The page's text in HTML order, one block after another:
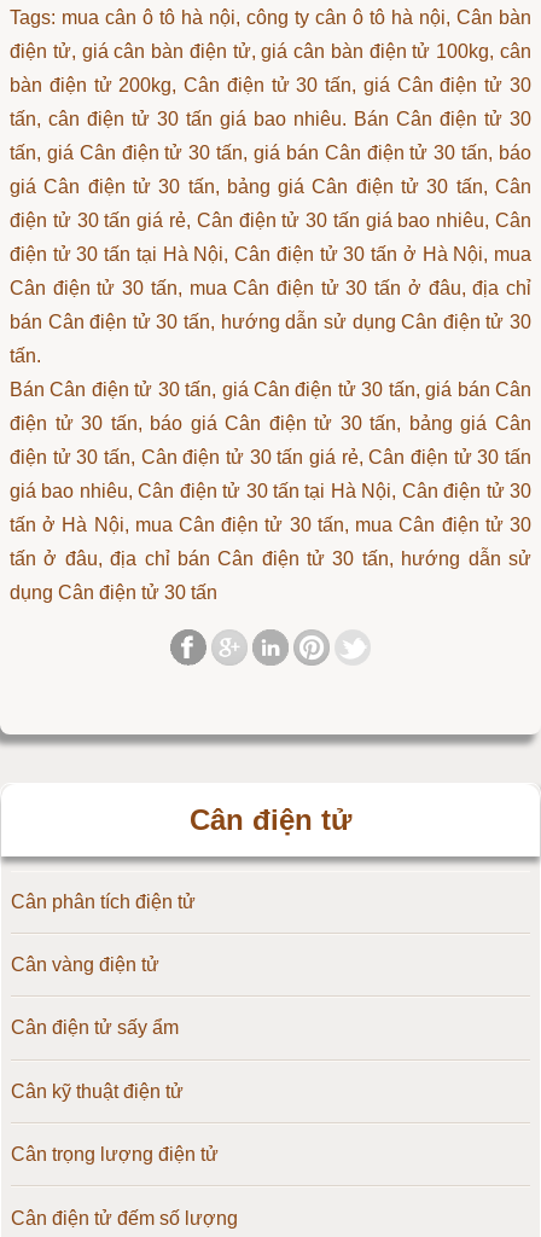
Tags: mua cân ô tô hà nội, công ty cân ô tô hà nội, Cân bàn
điện tử, giá cân bàn điện tử, giá cân bàn điện tử 100kg, cân
bàn điện tử 200kg, Cân điện tử 30 tấn, giá Cân điện tử 30
tấn, cân điện tử 30 tấn giá bao nhiêu. Bán Cân điện tử 30
tấn, giá Cân điện tử 30 tấn, giá bán Cân điện tử 30 tấn, báo
giá Cân điện tử 30 tấn, bảng giá Cân điện tử 30 tấn, Cân
điện tử 30 tấn giá rẻ, Cân điện tử 30 tấn giá bao nhiêu, Cân
điện tử 30 tấn tại Hà Nội, Cân điện tử 30 tấn ở Hà Nội, mua
Cân điện tử 30 tấn, mua Cân điện tử 30 tấn ở đâu, địa chỉ
bán Cân điện tử 30 tấn, hướng dẫn sử dụng Cân điện tử 30
tấn.
Bán Cân điện tử 30 tấn, giá Cân điện tử 30 tấn, giá bán Cân
điện tử 30 tấn, báo giá Cân điện tử 30 tấn, bảng giá Cân
điện tử 30 tấn, Cân điện tử 30 tấn giá rẻ, Cân điện tử 30 tấn
giá bao nhiêu, Cân điện tử 30 tấn tại Hà Nội, Cân điện tử 30
tấn ở Hà Nội, mua Cân điện tử 30 tấn, mua Cân điện tử 30
tấn ở đâu, địa chỉ bán Cân điện tử 30 tấn, hướng dẫn sử
dụng Cân điện tử 30 tấn
Cân điện tử
Cân phân tích điện tử
Cân vàng điện tử
Cân điện tử sấy ẩm
Cân kỹ thuật điện tử
Cân trọng lượng điện tử
Cân điện tử đếm số lượng